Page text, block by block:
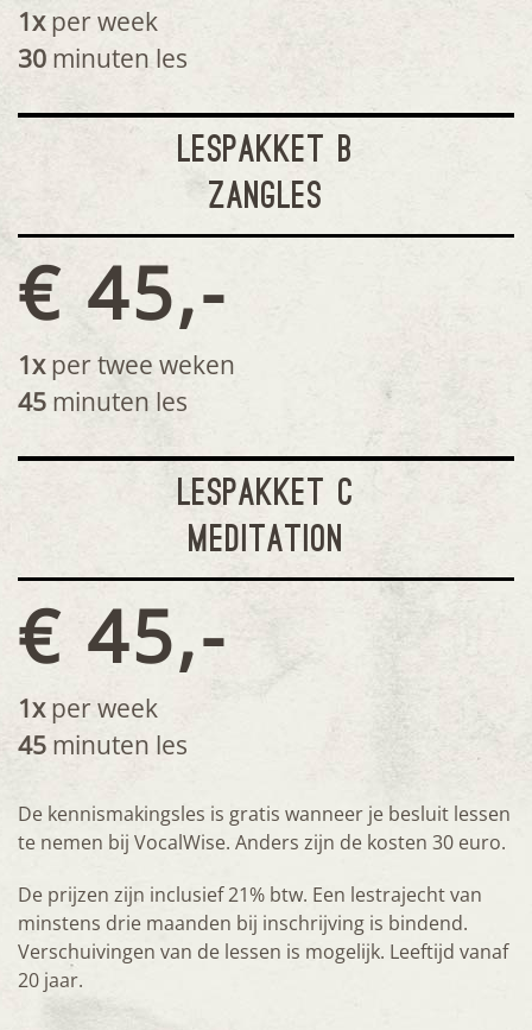
1xper week
30 minuten les
LESPAKKET B
ZANGLES
€ 45,-
1xper twee weken
45 minuten les
LESPAKKET C
MEDITATION
€ 45,-
1xper week
45 minuten les
De kennismakingsles is gratis wanneer je besluit lessen
te nemen bij VocalWise. Anders zijn de kosten 30 euro.
De prijzen zijn inclusief 21% btw. Een lestrajecht van
minstens drie maanden bij inschrijving is bindend.
Verschuivingen van de lessen is mogelijk. Leeftijd vanaf
20 jaar.